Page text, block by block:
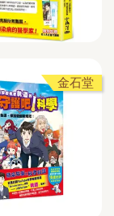
金石堂